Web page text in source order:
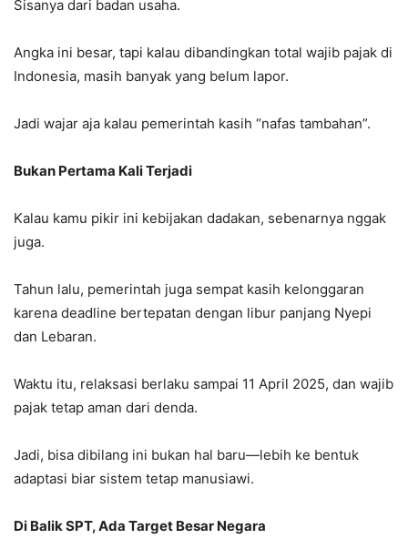
Sisanya dari badan usaha.
Angka ini besar, tapi kalau dibandingkan total wajib pajak di
Indonesia, masih banyak yang belum lapor.
Jadi wajar aja kalau pemerintah kasih “nafas tambahan”.
Bukan Pertama Kali Terjadi
Kalau kamu pikir ini kebijakan dadakan, sebenarnya nggak
juga.
Tahun lalu, pemerintah juga sempat kasih kelonggaran
karena deadline bertepatan dengan libur panjang Nyepi
dan Lebaran.
Waktu itu, relaksasi berlaku sampai 11 April 2025, dan wajib
pajak tetap aman dari denda.
Jadi, bisa dibilang ini bukan hal baru—lebih ke bentuk
adaptasi biar sistem tetap manusiawi.
Di Balik SPT, Ada Target Besar Negara